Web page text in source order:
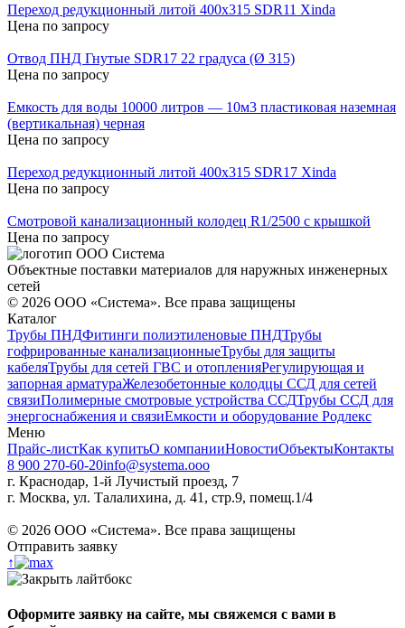
Переход редукционный литой 400х315 SDR11 Xinda
Цена по запросу
Отвод ПНД Гнутые SDR17 22 градуса (Ø 315)
Цена по запросу
Емкость для воды 10000 литров — 10м3 пластиковая наземная
(вертикальная) черная
Цена по запросу
Переход редукционный литой 400х315 SDR17 Xinda
Цена по запросу
Cмотровой канализационный колодец R1/2500 с крышкой
Цена по запросу
Объектные поставки материалов для наружных инженерных
сетей
© 2026 ООО «Система». Все права защищены
Каталог
Трубы ПНДФитинги полиэтиленовые ПНДТрубы
гофрированные канализационныеТрубы для защиты
кабеляТрубы для сетей ГВС и отопленияРегулирующая и
запорная арматураЖелезобетонные колодцы ССД для сетей
связиПолимерные смотровые устройства ССДТрубы ССД для
энергоснабжения и связиЕмкости и оборудование Родлекс
Меню
Прайс-листКак купитьО компанииНовостиОбъектыКонтакты
8 900 270-60-20info@systema.ooo
г. Краснодар, 1-й Лучистый проезд, 7
г. Москва, ул. Талалихина, д. 41, стр.9, помещ.1/4
© 2026 ООО «Система». Все права защищены
Отправить заявку
↑
Оформите заявку на сайте, мы свяжемся с вами в